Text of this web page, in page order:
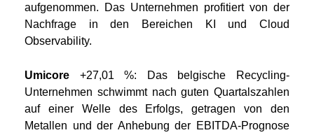
aufgenommen. Das Unternehmen profitiert von der
Nachfrage in den Bereichen KI und Cloud
Observability.
Umicore +27,01 %: Das belgische Recycling-
Unternehmen schwimmt nach guten Quartalszahlen
auf einer Welle des Erfolgs, getragen von den
Metallen und der Anhebung der EBITDA-Prognose